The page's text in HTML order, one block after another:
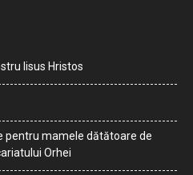
Iisus Hristos
pentru mamele dătătoare de
Orhei